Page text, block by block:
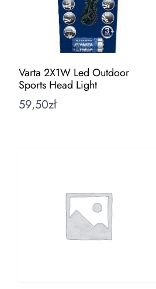
Varta 2X1W Led Outdoor
Sports Head Light
59,50zł